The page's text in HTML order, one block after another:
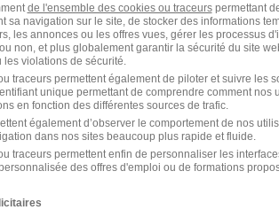
à Domicile H/F
Kids
- 44 CDI 12,31 € / heure
de l'ensemble des cookies ou traceurspermettant
sa navigation sur le site, de stocker des informations
les annonces ou les offres vues, gérer les processus
non, et plus globalement garantir la sécurité du site
violations de sécurité.
traceurs permettent également de piloter et suivre les
unique permettant de comprendre comment nos
en fonction des différentes sources de trafic.
également d’observer le comportement de nos
dans nos sites beaucoup plus rapide et fluide.
traceurs permettent enfin de personnaliser les
des offres d'emploi ou de formations